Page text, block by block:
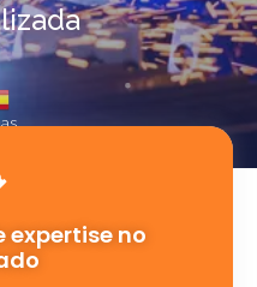
expertise no